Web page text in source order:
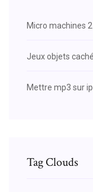
Micro machines
Jeux objets
Mettre mp3 sur
Tag Clouds